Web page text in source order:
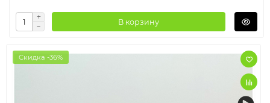
В корзину
Скидка -36%